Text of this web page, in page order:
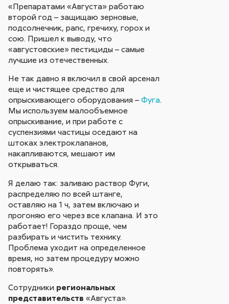
«Препаратами «Августа» работаю
второй год – защищаю зерновые,
подсолнечник, рапс, гречиху, горох и
сою. Пришел к выводу, что
«августовские» пестициды – самые
лучшие из отечественных.
Не так давно я включил в свой арсенал
еще и чистящее средство для
опрыскивающего оборудования –Фуга.
Мы используем малообъемное
опрыскивание, и при работе с
суспензиями частицы оседают на
штоках электроклапанов,
накапливаются, мешают им
открываться.
Я делаю так: заливаю раствор Фуги,
распределяю по всей штанге,
оставляю на 1 ч, затем включаю и
прогоняю его через все клапана. И это
работает! Гораздо проще, чем
разбирать и чистить технику.
Проблема уходит на определенное
время, но затем процедуру можно
повторять».
Сотрудники региональных
представительств «Августа».